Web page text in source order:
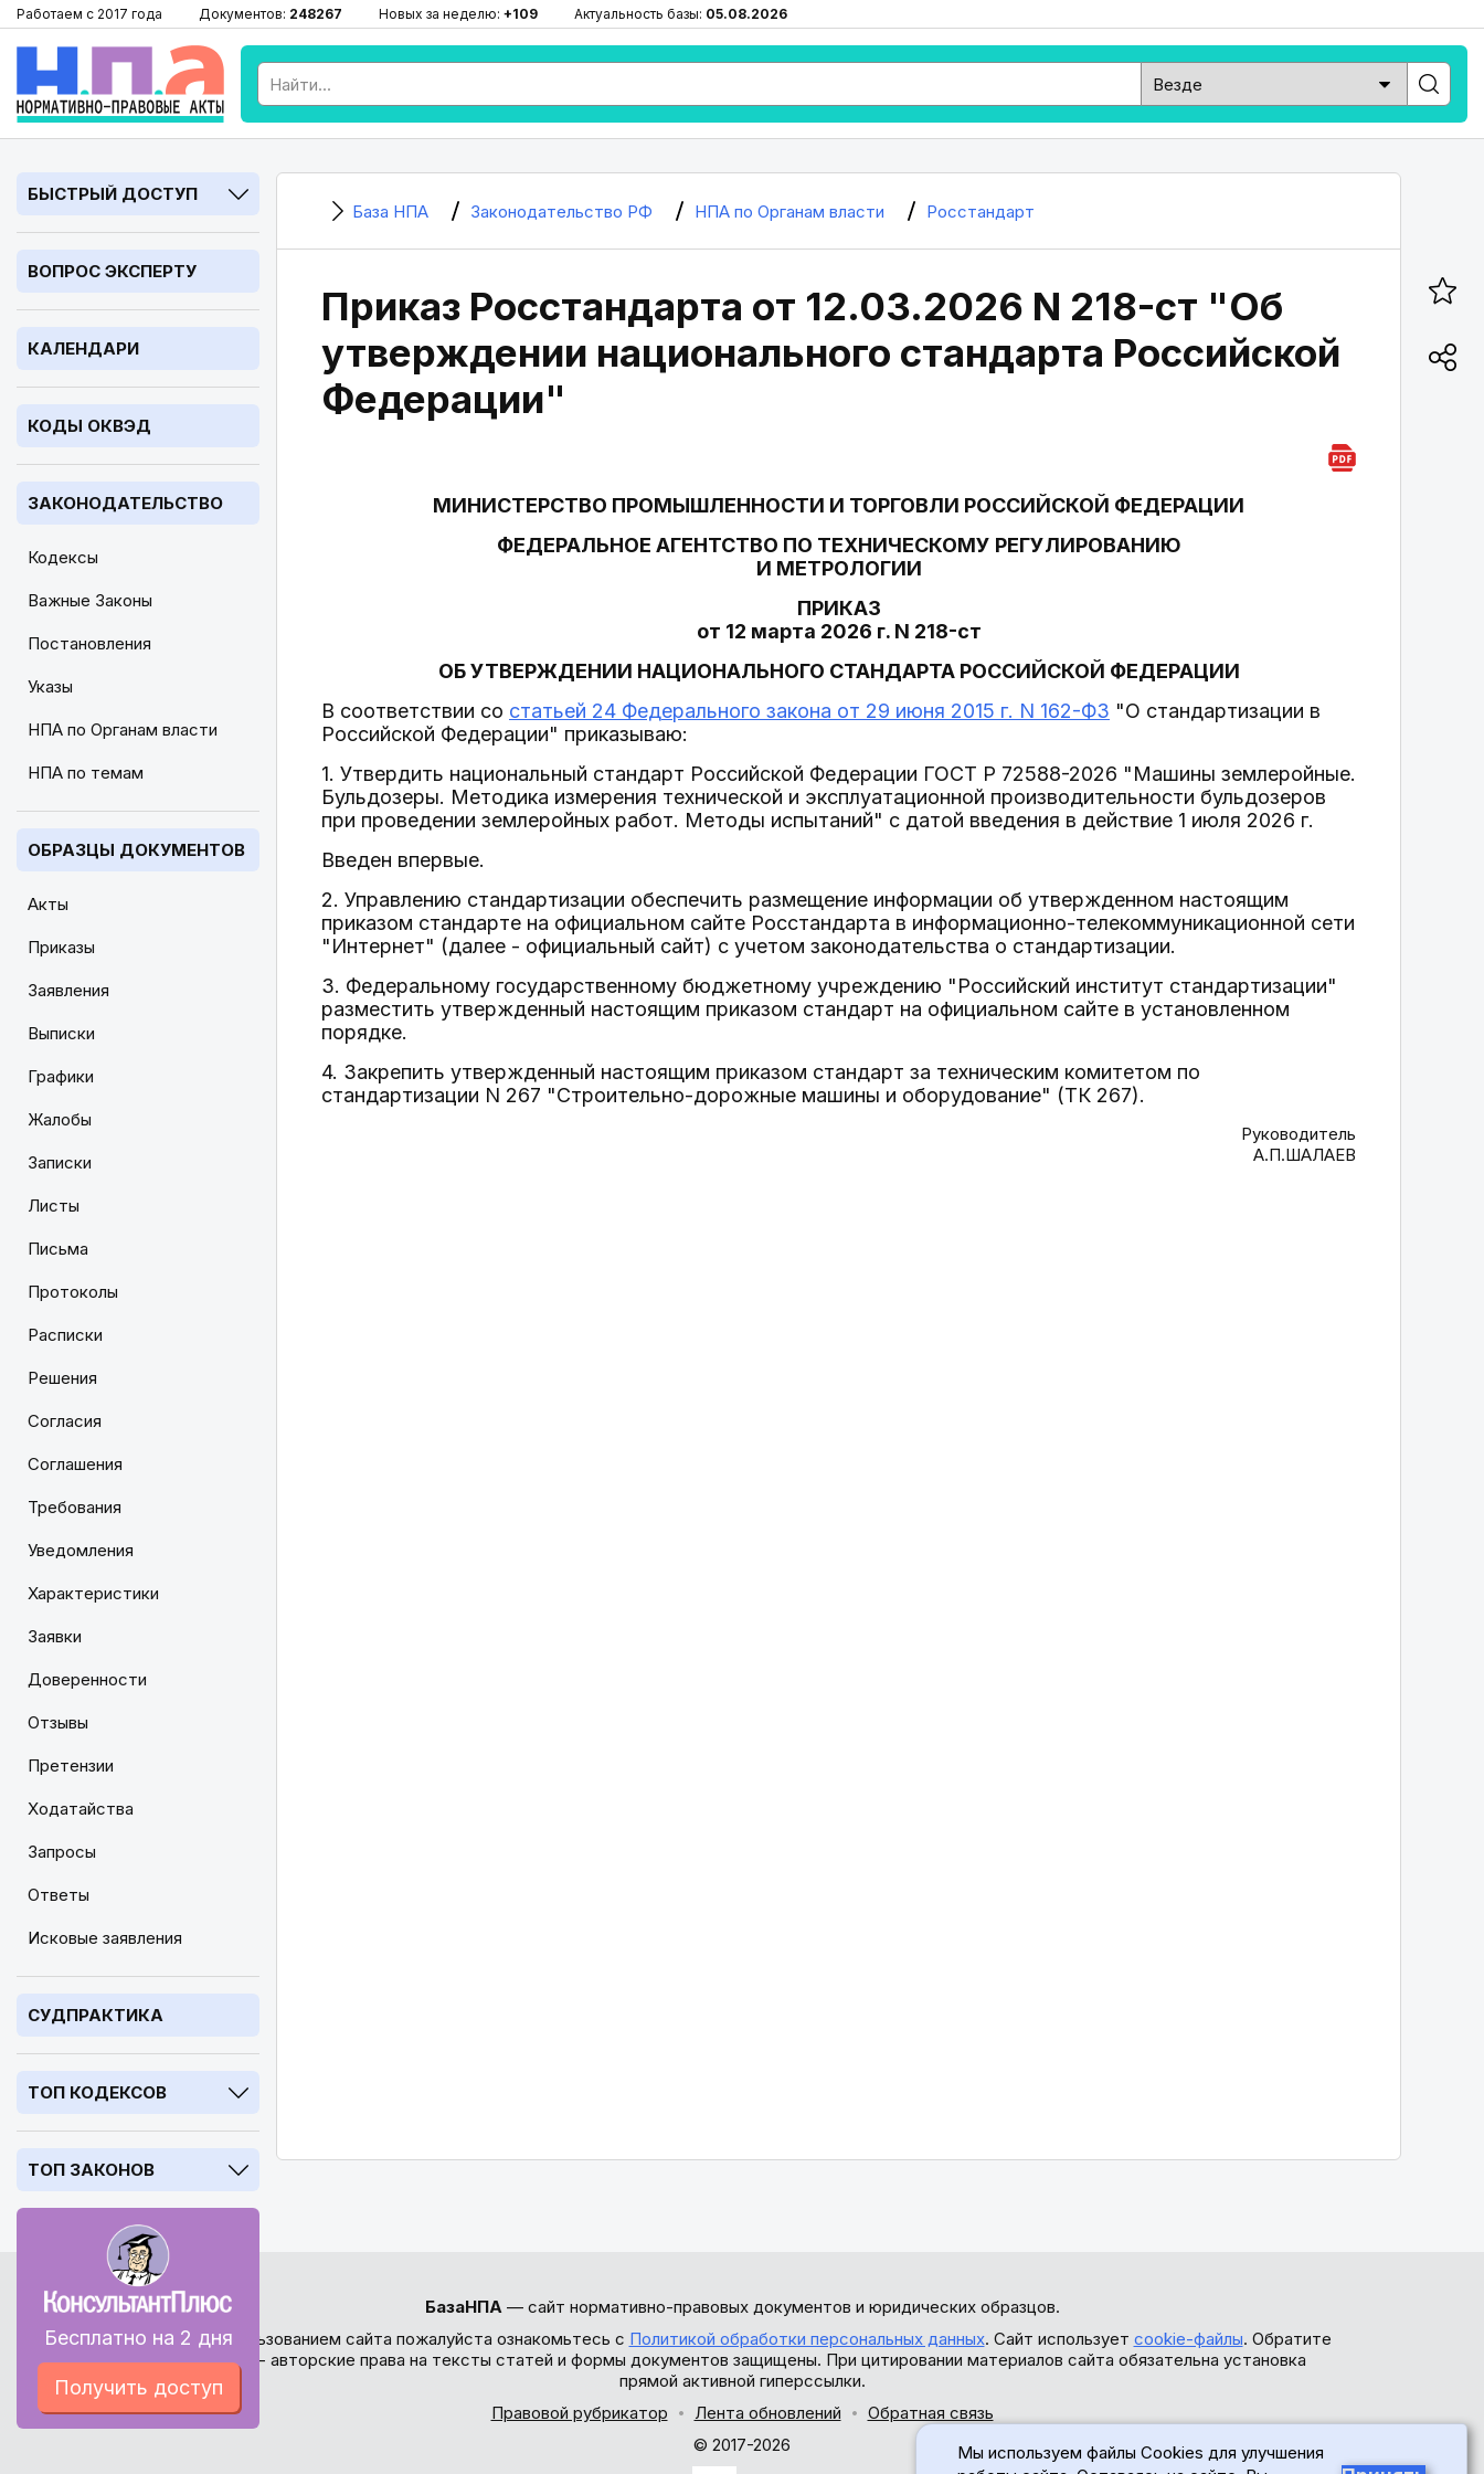
Работаем с 2017 года Документов: 248267 Новых за неделю: +109 Актуальность базы: 05.08.2026
БЫСТРЫЙ ДОСТУП
ВОПРОС ЭКСПЕРТУ
КАЛЕНДАРИ
КОДЫ ОКВЭД
ЗАКОНОДАТЕЛЬСТВО
Кодексы
Важные Законы
Постановления
Указы
НПА по Органам власти
НПА по темам
ОБРАЗЦЫ ДОКУМЕНТОВ
Акты
Приказы
Заявления
Выписки
Графики
Жалобы
Записки
Листы
Письма
Протоколы
Расписки
Решения
Согласия
Соглашения
Требования
Уведомления
Характеристики
Заявки
Доверенности
Отзывы
Претензии
Ходатайства
Запросы
Ответы
Исковые заявления
СУДПРАКТИКА
ТОП КОДЕКСОВ
ТОП ЗАКОНОВ
Бесплатно на 2 дня
Получить доступ
База НПА Законодательство РФ НПА по Органам власти Росстандарт
Приказ Росстандарта от 12.03.2026 N 218-ст "Об
утверждении национального стандарта Российской
Федерации"
МИНИСТЕРСТВО ПРОМЫШЛЕННОСТИ И ТОРГОВЛИ РОССИЙСКОЙ ФЕДЕРАЦИИ
ФЕДЕРАЛЬНОЕ АГЕНТСТВО ПО ТЕХНИЧЕСКОМУ РЕГУЛИРОВАНИЮ
И МЕТРОЛОГИИ
ПРИКАЗ
от 12 марта 2026 г. N 218-ст
ОБ УТВЕРЖДЕНИИ НАЦИОНАЛЬНОГО СТАНДАРТА РОССИЙСКОЙ ФЕДЕРАЦИИ
В соответствии со статьей 24 Федерального закона от 29 июня 2015 г. N 162-ФЗ "О стандартизации в
Российской Федерации" приказываю:
1. Утвердить национальный стандарт Российской Федерации ГОСТ Р 72588-2026 "Машины землеройные.
Бульдозеры. Методика измерения технической и эксплуатационной производительности бульдозеров
при проведении землеройных работ. Методы испытаний" с датой введения в действие 1 июля 2026 г.
Введен впервые.
2. Управлению стандартизации обеспечить размещение информации об утвержденном настоящим
приказом стандарте на официальном сайте Росстандарта в информационно-телекоммуникационной сети
"Интернет" (далее - официальный сайт) с учетом законодательства о стандартизации.
3. Федеральному государственному бюджетному учреждению "Российский институт стандартизации"
разместить утвержденный настоящим приказом стандарт на официальном сайте в установленном
порядке.
4. Закрепить утвержденный настоящим приказом стандарт за техническим комитетом по
стандартизации N 267 "Строительно-дорожные машины и оборудование" (ТК 267).
Руководитель
А.П.ШАЛАЕВ
БазаНПА— сайт нормативно-правовых документов и юридических образцов.
Перед использованием сайта пожалуйста ознакомьтесь с Политикой обработки персональных данных. Сайт использует cookie-файлы. Обратите
внимание - авторские права на тексты статей и формы документов защищены. При цитировании материалов сайта обязательна установка
прямой активной гиперссылки.
Правовой рубрикатор
Лента обновлений
Обратная связь
© 2017-2026
Мы используем файлы Cookies для улучшения